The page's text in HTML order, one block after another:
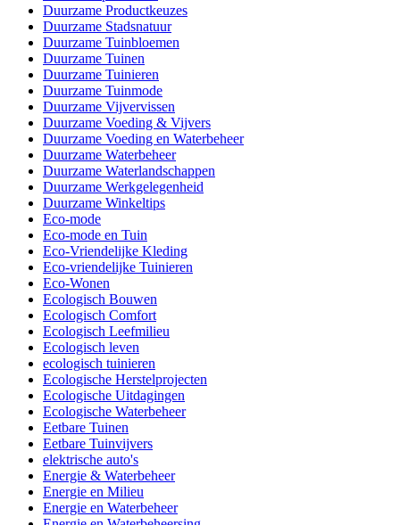
Duurzame Productkeuzes
Duurzame Stadsnatuur
Duurzame Tuinbloemen
Duurzame Tuinen
Duurzame Tuinieren
Duurzame Tuinmode
Duurzame Vijvervissen
Duurzame Voeding & Vijvers
Duurzame Voeding en Waterbeheer
Duurzame Waterbeheer
Duurzame Waterlandschappen
Duurzame Werkgelegenheid
Duurzame Winkeltips
Eco-mode
Eco-mode en Tuin
Eco-Vriendelijke Kleding
Eco-vriendelijke Tuinieren
Eco-Wonen
Ecologisch Bouwen
Ecologisch Comfort
Ecologisch Leefmilieu
Ecologisch leven
ecologisch tuinieren
Ecologische Herstelprojecten
Ecologische Uitdagingen
Ecologische Waterbeheer
Eetbare Tuinen
Eetbare Tuinvijvers
elektrische auto's
Energie & Waterbeheer
Energie en Milieu
Energie en Waterbeheer